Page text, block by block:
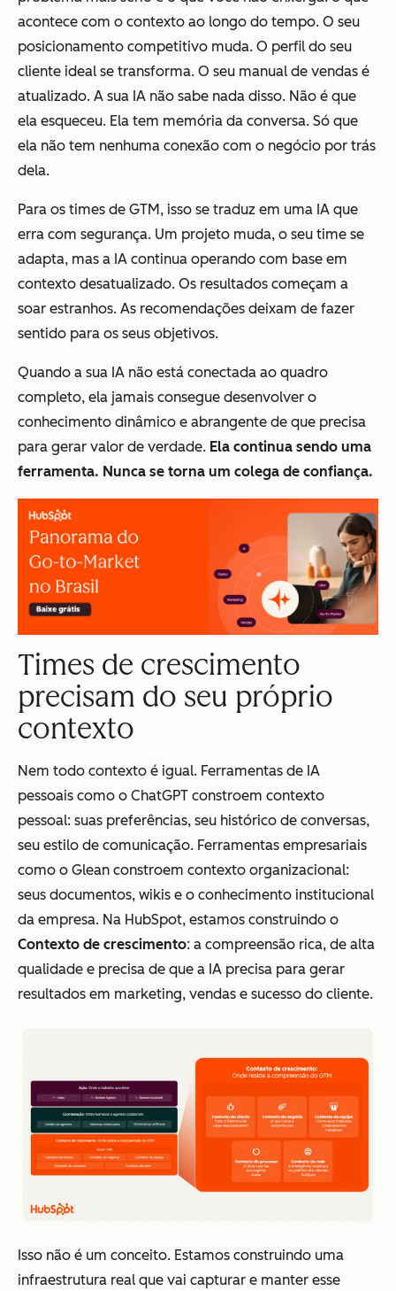
acontece com o contexto ao longo do tempo. O seu
posicionamento competitivo muda. O perfil do seu
cliente ideal se transforma. O seu manual de vendas é
atualizado. A sua IA não sabe nada disso. Não é que
ela esqueceu. Ela tem memória da conversa. Só que
ela não tem nenhuma conexão com o negócio por trás
dela.
Para os times de GTM, isso se traduz em uma IA que
erra com segurança. Um projeto muda, o seu time se
adapta, mas a IA continua operando com base em
contexto desatualizado. Os resultados começam a
soar estranhos. As recomendações deixam de fazer
sentido para os seus objetivos.
Quando a sua IA não está conectada ao quadro
completo, ela jamais consegue desenvolver o
conhecimento dinâmico e abrangente de que precisa
para gerar valor de verdade. Ela continua sendo uma
ferramenta. Nunca se torna um colega de confiança.
Times de crescimento
precisam do seu próprio
contexto
Nem todo contexto é igual. Ferramentas de IA
pessoais como o ChatGPT constroem contexto
pessoal: suas preferências, seu histórico de conversas,
seu estilo de comunicação. Ferramentas empresariais
como o Glean constroem contexto organizacional:
seus documentos, wikis e o conhecimento institucional
da empresa. Na HubSpot, estamos construindo o
Contexto de crescimento: a compreensão rica, de alta
qualidade e precisa de que a IA precisa para gerar
resultados em marketing, vendas e sucesso do cliente.
Isso não é um conceito. Estamos construindo uma
infraestrutura real que vai capturar e manter esse